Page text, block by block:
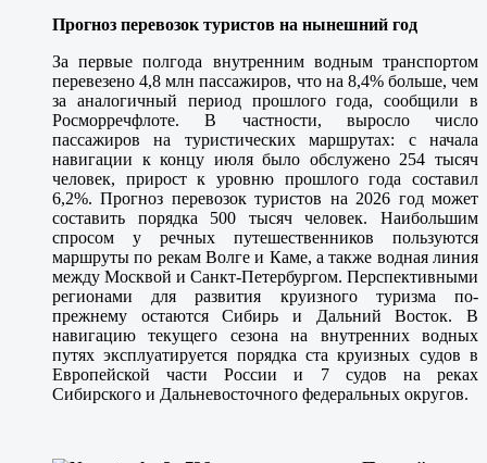
Прогноз перевозок туристов на нынешний год
За первые полгода внутренним водным транспортом
перевезено 4,8 млн пассажиров, что на 8,4% больше, чем
за аналогичный период прошлого года, сообщили в
Росморречфлоте. В частности, выросло число
пассажиров на туристических маршрутах: с начала
навигации к концу июля было обслужено 254 тысяч
человек, прирост к уровню прошлого года составил
6,2%. Прогноз перевозок туристов на 2026 год может
составить порядка 500 тысяч человек. Наибольшим
спросом у речных путешественников пользуются
маршруты по рекам Волге и Каме, а также водная линия
между Москвой и Санкт-Петербургом. Перспективными
регионами для развития круизного туризма по-
прежнему остаются Сибирь и Дальний Восток. В
навигацию текущего сезона на внутренних водных
путях эксплуатируется порядка ста круизных судов в
Европейской части России и 7 судов на реках
Сибирского и Дальневосточного федеральных округов.